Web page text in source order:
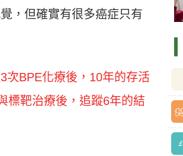
，但確實有很多癌症只有
次BPE化療後，10年的存活
標靶治療後，追蹤6年的結